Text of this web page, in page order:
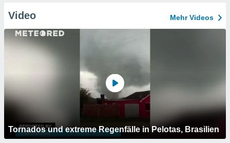
Video Mehr Videos
Tornados und extreme Regenfälle in Pelotas, Brasilien